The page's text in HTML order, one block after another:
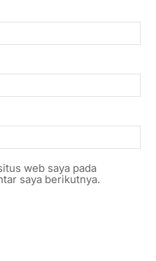
web saya pada
saya berikutnya.